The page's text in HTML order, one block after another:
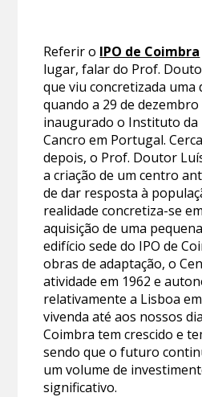
Referir o IPO de Coimbra
lugar, falar do Prof.
que viu concretizada uma
quando a 29 de
inaugurado o Instituto da
Cancro em Portugal.
depois, o Prof. Doutor
a criação de um centro
de dar resposta à
realidade concretiza-se
aquisição de uma
edifício sede do IPO de
obras de adaptação, o
atividade em 1962 e
relativamente a Lisboa
vivenda até aos nossos
Coimbra tem crescido e
sendo que o futuro
um volume de
significativo.